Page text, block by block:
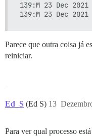
139:M 23 Dec
Parece que outra coisa já
reiniciar.
Ed_S (Ed S) 13
Para ver qual processo